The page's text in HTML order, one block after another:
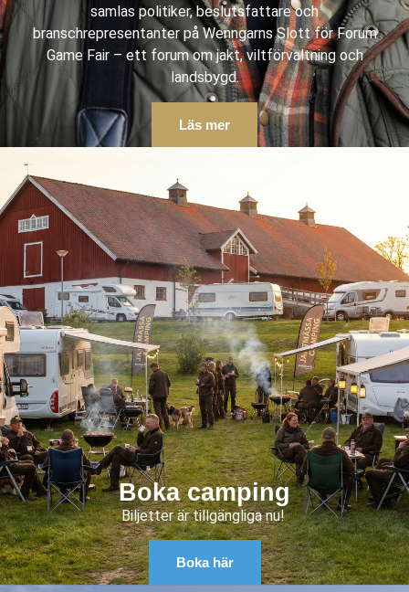
samlas politiker, beslutsfattare och
branschrepresentanter på Wenngarns Slott för Forum
Game Fair – ett forum om jakt, viltförvaltning och
landsbygd.
Läs mer
Boka camping
Biljetter är tillgängliga nu!
Boka här